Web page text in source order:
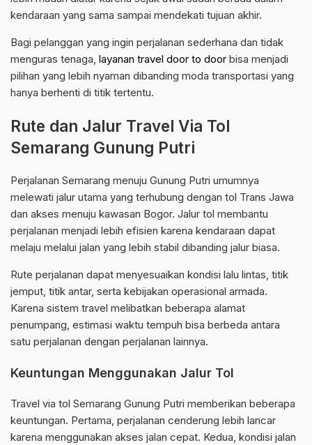
kendaraan yang sama sampai mendekati tujuan akhir.
Bagi pelanggan yang ingin perjalanan sederhana dan tidak
menguras tenaga, layanan travel door to door bisa menjadi
pilihan yang lebih nyaman dibanding moda transportasi yang
hanya berhenti di titik tertentu.
Rute dan Jalur Travel Via Tol
Semarang Gunung Putri
Perjalanan Semarang menuju Gunung Putri umumnya
melewati jalur utama yang terhubung dengan tol Trans Jawa
dan akses menuju kawasan Bogor. Jalur tol membantu
perjalanan menjadi lebih efisien karena kendaraan dapat
melaju melalui jalan yang lebih stabil dibanding jalur biasa.
Rute perjalanan dapat menyesuaikan kondisi lalu lintas, titik
jemput, titik antar, serta kebijakan operasional armada.
Karena sistem travel melibatkan beberapa alamat
penumpang, estimasi waktu tempuh bisa berbeda antara
satu perjalanan dengan perjalanan lainnya.
Keuntungan Menggunakan Jalur Tol
Travel via tol Semarang Gunung Putri memberikan beberapa
keuntungan. Pertama, perjalanan cenderung lebih lancar
karena menggunakan akses jalan cepat. Kedua, kondisi jalan